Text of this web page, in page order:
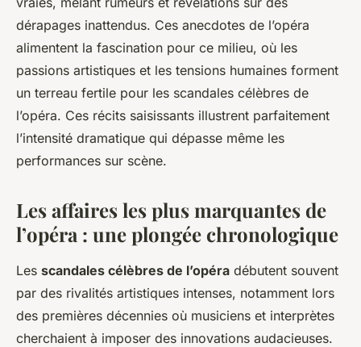
dérapages inattendus. Ces anecdotes de l’opéra
alimentent la fascination pour ce milieu, où les
passions artistiques et les tensions humaines forment
un terreau fertile pour les scandales célèbres de
l’opéra. Ces récits saisissants illustrent parfaitement
l’intensité dramatique qui dépasse même les
performances sur scène.
Les affaires les plus marquantes de
l’opéra : une plongée chronologique
Les scandales célèbres de l’opéra débutent souvent
par des rivalités artistiques intenses, notamment lors
des premières décennies où musiciens et interprètes
cherchaient à imposer des innovations audacieuses.